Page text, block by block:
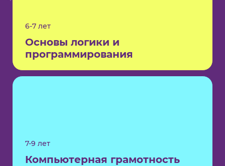
6-7 лет
Основы логики и
программирования
7-9 лет
Компьютерная грамотность